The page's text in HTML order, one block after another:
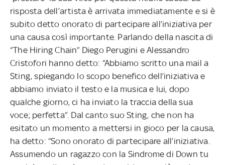
risposta dell’artista è arrivata immediatamente e si è
subito detto onorato di partecipare all’iniziativa per
una causa così importante. Parlando della nascita di
“The Hiring Chain” Diego Perugini e Alessandro
Cristofori hanno detto: “Abbiamo scritto una mail a
Sting, spiegando lo scopo benefico dell’iniziativa e
abbiamo inviato il testo e la musica e lui, dopo
qualche giorno, ci ha inviato la traccia della sua
voce; perfetta”. Dal canto suo Sting, che non ha
esitato un momento a mettersi in gioco per la causa,
ha detto: “Sono onorato di partecipare all’iniziativa.
Assumendo un ragazzo con la Sindrome di Down tu